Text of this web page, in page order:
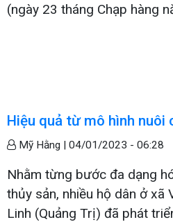
(ngày 23 tháng Chạp hàng
Hiệu quả từ mô hình nuôi
Mỹ Hằng | 04/01/2023 - 06:28
Nhằm từng bước đa dạng
thủy sản, nhiều hộ dân ở xã
Linh (Quảng Trị) đã phát